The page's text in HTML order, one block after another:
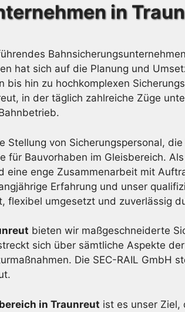
in
hat sich auf die Planung und
bis hin zu hochkomplexen
in der täglich zahlreiche Züge
von Sicherungspersonal,
für Bauvorhaben im Gleisbereich. Als
enge Zusammenarbeit mit
Erfahrung und unser
flexibel umgesetzt und zuverlässig
bieten wir maßgeschneiderte
sich über sämtliche Aspekte
Die SEC-RAIL GmbH
in Traunreut ist es unser Ziel,